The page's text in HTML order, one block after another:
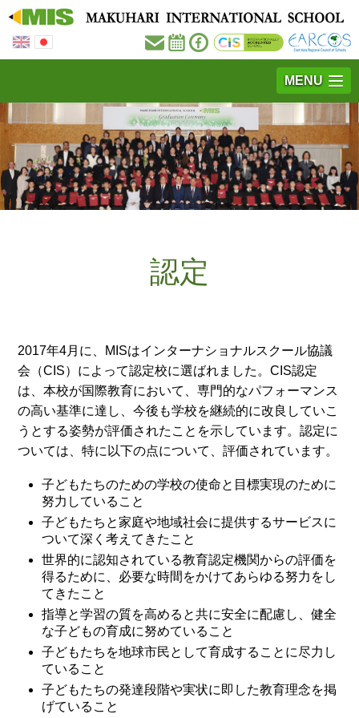
MENU
認定
2017年4月に、MISはインターナショナルスクール協議
会（CIS）によって認定校に選ばれました。CIS認定
は、本校が国際教育において、専門的なパフォーマンス
の高い基準に達し、今後も学校を継続的に改良していこ
うとする姿勢が評価されたことを示しています。認定に
ついては、特に以下の点について、評価されています。
子どもたちのための学校の使命と目標実現のために
努力していること
子どもたちと家庭や地域社会に提供するサービスに
ついて深く考えてきたこと
世界的に認知されている教育認定機関からの評価を
得るために、必要な時間をかけてあらゆる努力をし
てきたこと
指導と学習の質を高めると共に安全に配慮し、健全
な子どもの育成に努めていること
子どもたちを地球市民として育成することに尽力し
ていること
子どもたちの発達段階や実状に即した教育理念を掲
げていること